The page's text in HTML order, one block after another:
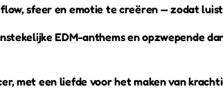
sfeer en emotie te creëren — zodat
EDM-anthems en opzwepende
met een liefde voor het maken van